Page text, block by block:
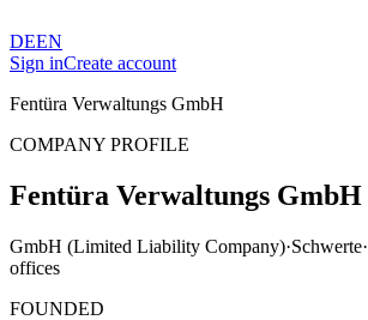
DEEN
Sign inCreate account
Fentüra Verwaltungs GmbH
COMPANY PROFILE
Fentüra Verwaltungs GmbH
GmbH (Limited Liability Company)·Schwerte·
offices
FOUNDED